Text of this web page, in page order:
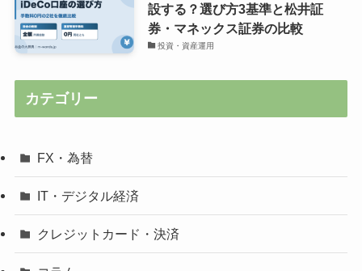
設する？選び方3基準と松井証
券・マネックス証券の比較
投資・資産運用
カテゴリー
FX・為替
IT・デジタル経済
クレジットカード・決済